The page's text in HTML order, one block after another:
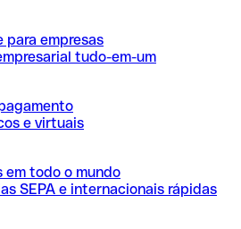
para empresas
tudo-em-um
e virtuais
em todo o mundo
SEPA e internacionais rápidas